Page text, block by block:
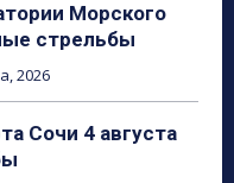
Морского
стрельбы
2026
Сочи 4 августа